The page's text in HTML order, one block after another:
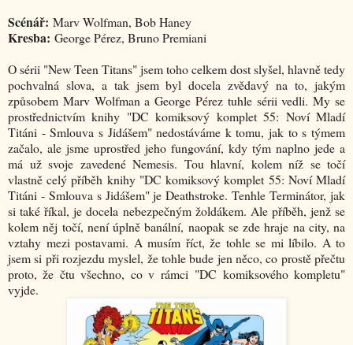
Scénář: Marv Wolfman, Bob Haney
Kresba: George Pérez, Bruno Premiani
O sérii "New Teen Titans" jsem toho celkem dost slyšel, hlavně tedy
pochvalná slova, a tak jsem byl docela zvědavý na to, jakým
způsobem Marv Wolfman a George Pérez tuhle sérii vedli. My se
prostřednictvím knihy "DC komiksový komplet 55: Noví Mladí
Titáni - Smlouva s Jidášem" nedostáváme k tomu, jak to s týmem
začalo, ale jsme uprostřed jeho fungování, kdy tým naplno jede a
má už svoje zavedené Nemesis. Tou hlavní, kolem níž se točí
vlastně celý příběh knihy "DC komiksový komplet 55: Noví Mladí
Titáni - Smlouva s Jidášem" je Deathstroke. Tenhle Terminátor, jak
si také říkal, je docela nebezpečným žoldákem. Ale příběh, jenž se
kolem něj točí, není úplně banální, naopak se zde hraje na city, na
vztahy mezi postavami. A musím říct, že tohle se mi líbilo. A to
jsem si při rozjezdu myslel, že tohle bude jen něco, co prostě přečtu
proto, že čtu všechno, co v rámci "DC komiksového kompletu"
vyjde.